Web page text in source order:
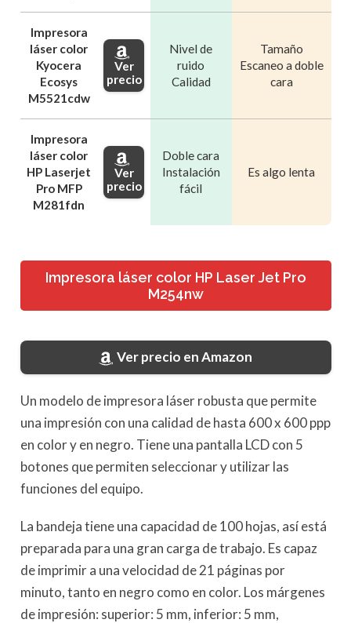
Impresora
láser color
Kyocera
Ecosys
M5521cdw
Ver
precio
Nivel de
ruido
Calidad
Tamaño
Escaneo a doble
cara
Impresora
láser color
HP Laserjet
Pro MFP
M281fdn
Ver
precio
Doble cara
Instalación
fácil
Es algo lenta
Impresora láser color HP Laser Jet Pro
M254nw
Ver precio en Amazon
Un modelo de impresora láser robusta que permite
una impresión con una calidad de hasta 600 x 600 ppp
en color y en negro. Tiene una pantalla LCD con 5
botones que permiten seleccionar y utilizar las
funciones del equipo.
La bandeja tiene una capacidad de 100 hojas, así está
preparada para una gran carga de trabajo. Es capaz
de imprimir a una velocidad de 21 páginas por
minuto, tanto en negro como en color. Los márgenes
de impresión: superior: 5 mm, inferior: 5 mm,